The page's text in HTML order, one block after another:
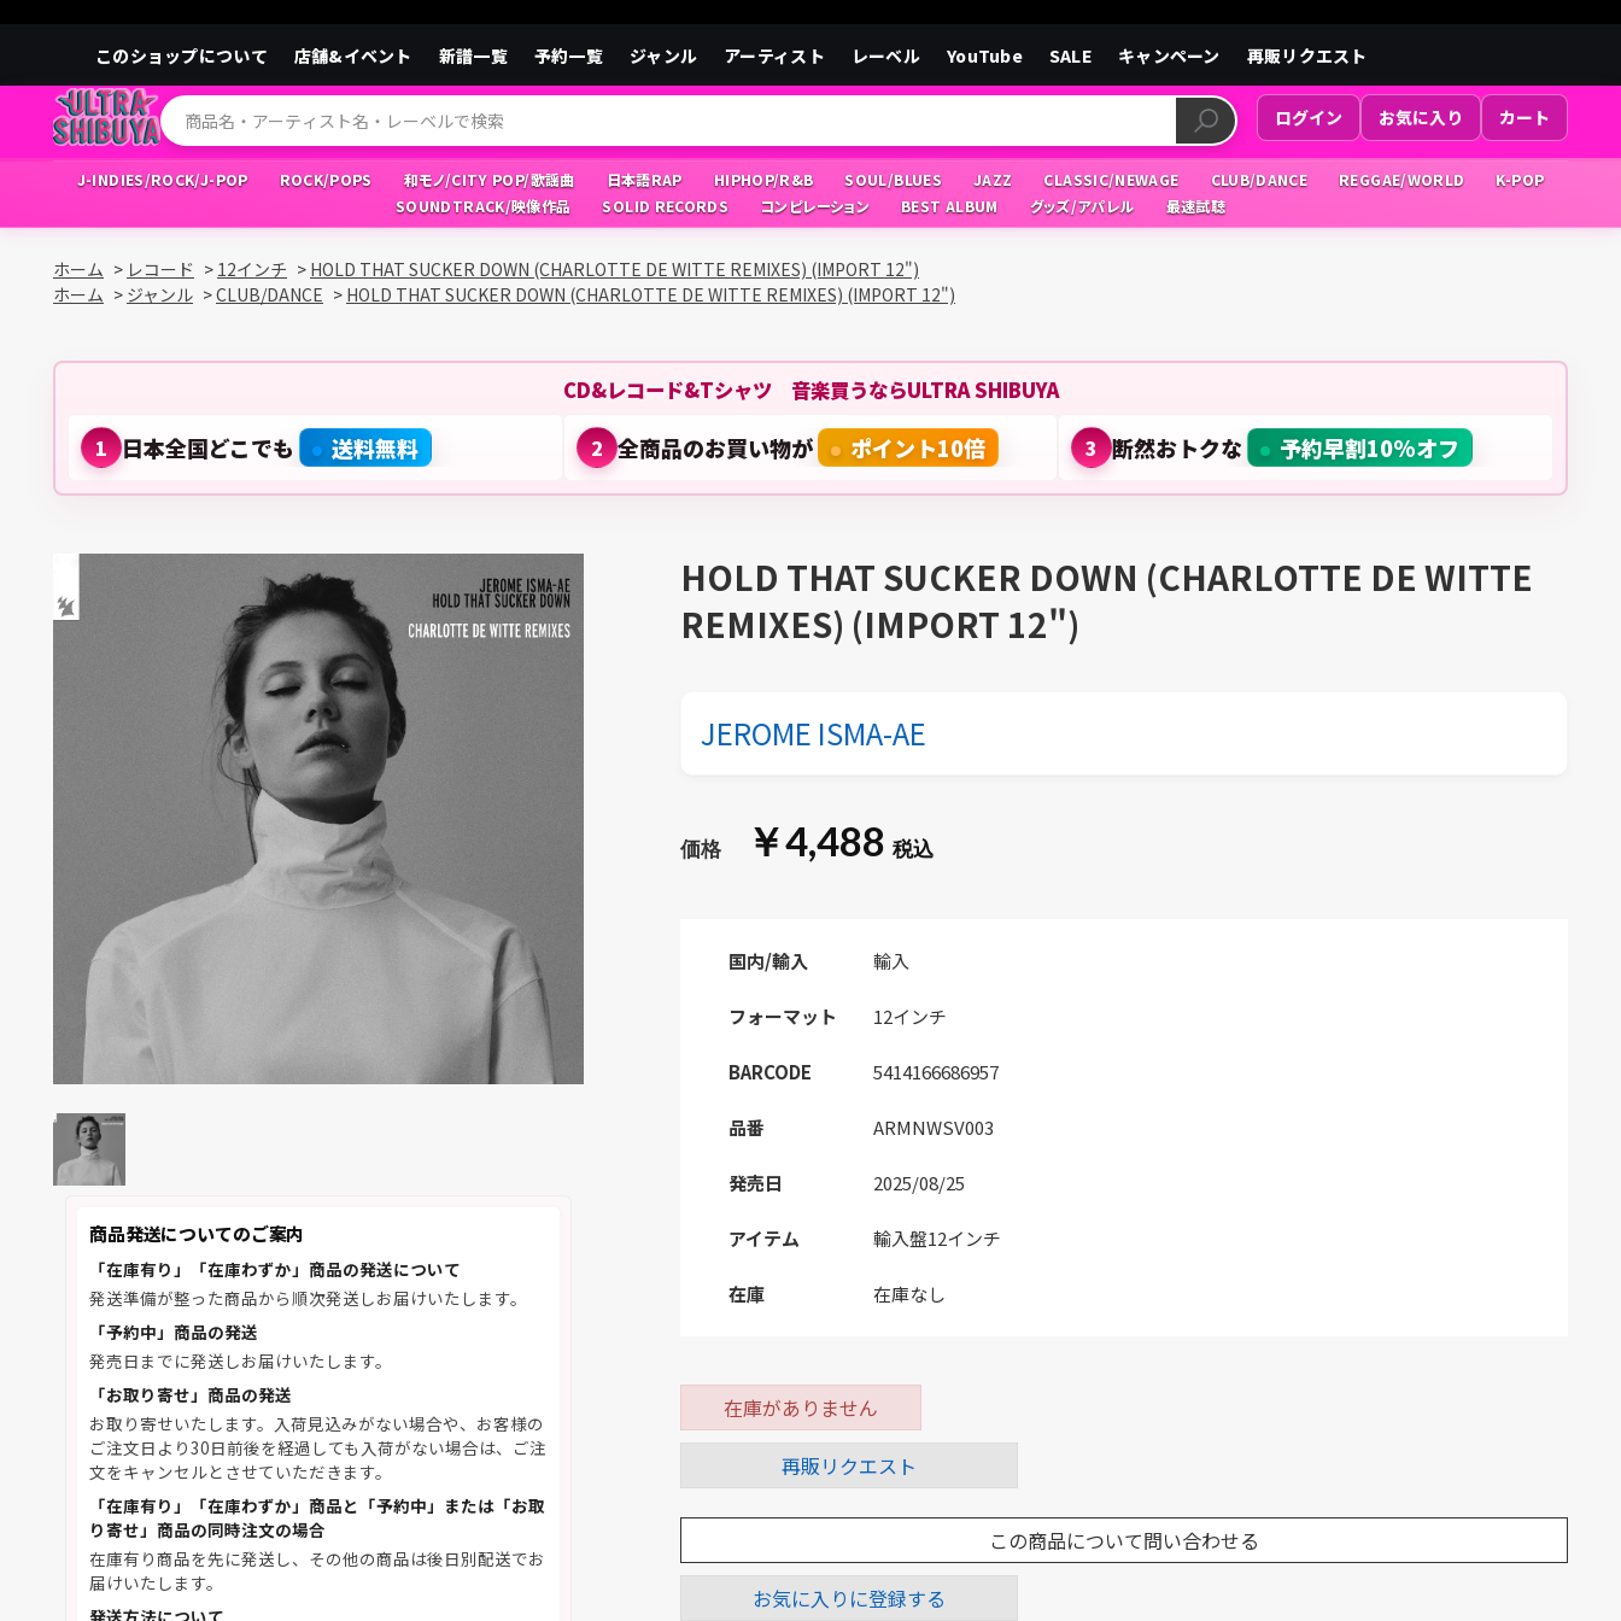
このショップについて 店舗&イベント 新譜一覧 予約一覧 ジャンル アーティスト レーベル YouTube SALE キャンペーン 再販リクエスト
ログイン お気に入り カート
J-INDIES/ROCK/J-POP ROCK/POPS 和モノ/CITY POP/歌謡曲 日本語RAP HIPHOP/R&B SOUL/BLUES JAZZ CLASSIC/NEWAGE CLUB/DANCE REGGAE/WORLD
K-POP
SOUNDTRACK/映像作品
SOLID RECORDS コンピレーション BEST ALBUM グッズ/アパレル 最速試聴
ホーム > レコード > 12インチ > HOLD THAT SUCKER DOWN (CHARLOTTE DE WITTE REMIXES) (IMPORT 12")
ホーム > ジャンル >CLUB/DANCE > HOLD THAT SUCKER DOWN (CHARLOTTE DE WITTE REMIXES) (IMPORT 12")
CD&レコード&Tシャツ 音楽買うならULTRA SHIBUYA
1 日本全国どこでも 送料無料 2 全商品のお買い物が ポイント10倍 3 断然おトクな 予約早割10%オフ
商品発送についてのご案内
「在庫有り」「在庫わずか」商品の発送について
発送準備が整った商品から順次発送しお届けいたします。
「予約中」商品の発送
発売日までに発送しお届けいたします。
「お取り寄せ」商品の発送
お取り寄せいたします。入荷見込みがない場合や、お客様の
ご注文日より30日前後を経過しても入荷がない場合は、ご注
文をキャンセルとさせていただきます。
「在庫有り」「在庫わずか」商品と「予約中」または「お取
り寄せ」商品の同時注文の場合
在庫有り商品を先に発送し、その他の商品は後日別配送でお
届けいたします。
発送方法について
HOLD THAT SUCKER DOWN (CHARLOTTE DE WITTE
REMIXES) (IMPORT 12")
JEROME ISMA-AE
￥4,488
国内/輸入 輸入
フォーマット 12インチ
BARCODE 5414166686957
品番 ARMNWSV003
発売日 2025/08/25
アイテム 輸入盤12インチ
在庫 在庫なし
在庫がありません
再販リクエスト
この商品について問い合わせる
お気に入りに登録する